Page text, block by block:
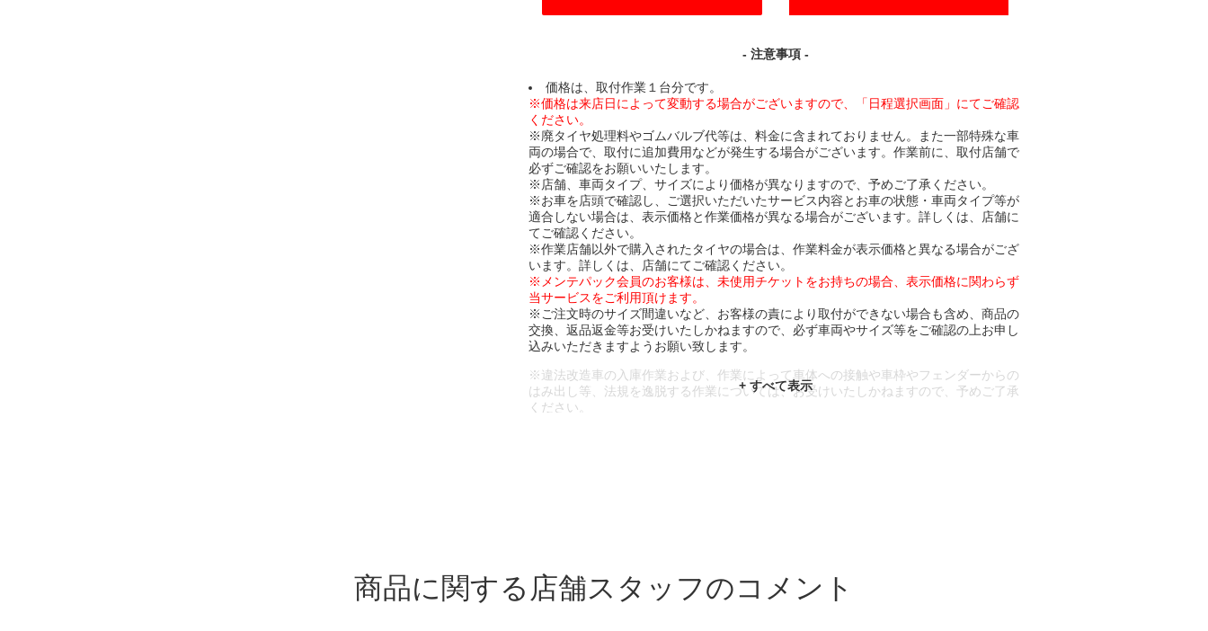
CART
- 注意事項 -
価格は、取付作業１台分です。
※価格は来店日によって変動する場合がございますので、「日程選択画面」にてご確認
ください。
※廃タイヤ処理料やゴムバルブ代等は、料金に含まれておりません。また一部特殊な車
両の場合で、取付に追加費用などが発生する場合がございます。作業前に、取付店舗で
必ずご確認をお願いいたします。
※店舗、車両タイプ、サイズにより価格が異なりますので、予めご了承ください。
※お車を店頭で確認し、ご選択いただいたサービス内容とお車の状態・車両タイプ等が
適合しない場合は、表示価格と作業価格が異なる場合がございます。詳しくは、店舗に
てご確認ください。
※作業店舗以外で購入されたタイヤの場合は、作業料金が表示価格と異なる場合がござ
います。詳しくは、店舗にてご確認ください。
※メンテパック会員のお客様は、未使用チケットをお持ちの場合、表示価格に関わらず
当サービスをご利用頂けます。
※ご注文時のサイズ間違いなど、お客様の責により取付ができない場合も含め、商品の
交換、返品返金等お受けいたしかねますので、必ず車両やサイズ等をご確認の上お申し
込みいただきますようお願い致します。
※違法改造車の入庫作業および、作業によって車体への接触や車枠やフェンダーからの
はみ出し等、法規を逸脱する作業については、お受けいたしかねますので、予めご了承
ください。
商品に関する店舗スタッフのコメント